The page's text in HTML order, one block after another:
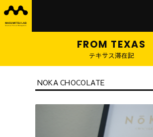
Skip
to
満
研
テキサス滞在記
NOKA CHOCOLATE